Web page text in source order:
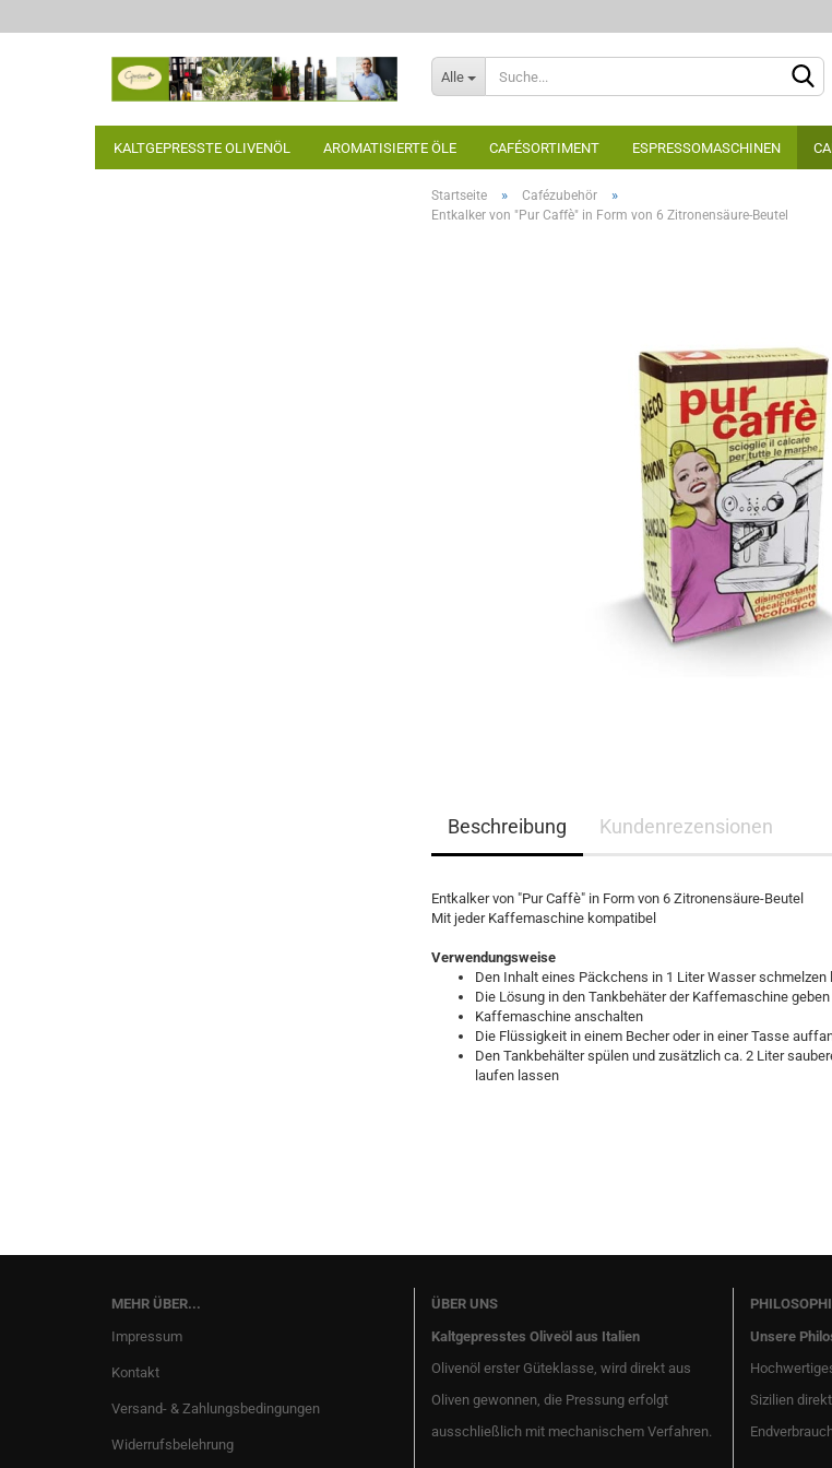
Alle
KALTGEPRESSTE OLIVENÖL AROMATISIERTE ÖLE CAFÉSORTIMENT ESPRESSOMASCHINEN
Startseite » Cafézubehör »
Entkalker von "Pur Caffè" in Form von 6 Zitronensäure-Beutel
Beschreibung Kundenrezensionen
Entkalker von "Pur Caffè" in Form von 6 Zitronensäure-Beutel
Mit jeder Kaffemaschine kompatibel
Verwendungsweise
Den Inhalt eines Päckchens in 1 Liter Wasser schmelzen
Die Lösung in den Tankbehäter der Kaffemaschine geben
Kaffemaschine anschalten
Die Flüssigkeit in einem Becher oder in einer Tasse
Den Tankbehälter spülen und zusätzlich ca. 2 Liter
laufen lassen
MEHR ÜBER...
Impressum
Kontakt
Versand- & Zahlungsbedingungen
Widerrufsbelehrung
ÜBER UNS
Kaltgepresstes Oliveöl aus Italien
Olivenöl erster Güteklasse, wird direkt aus
Oliven gewonnen, die Pressung erfolgt
ausschließlich mit mechanischem Verfahren.
Unsere
Sizilien